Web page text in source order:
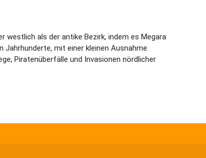
als der antike Bezirk, indem es Megara
mit einer kleinen Ausnahme
Piratenüberfälle und Invasionen nördlicher